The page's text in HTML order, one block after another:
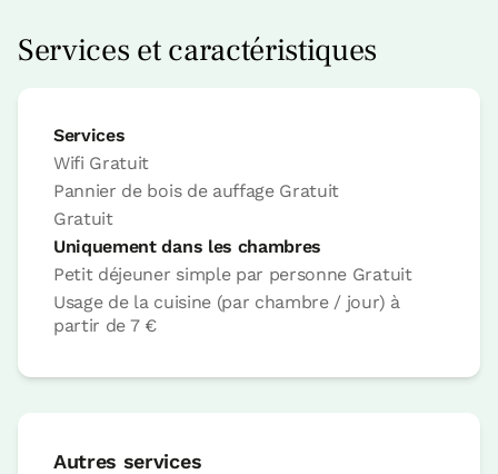
Possibilités:
2 ou 3 PAX
Chambre
Chambre - 1 grand lit
Services et caractéristiques
Services
Wifi Gratuit
Pannier de bois de auffage Gratuit
Gratuit
Uniquement dans les chambres
Petit déjeuner simple par personne Gratuit
Usage de la cuisine (par chambre / jour) à
partir de 7 €
Autres services